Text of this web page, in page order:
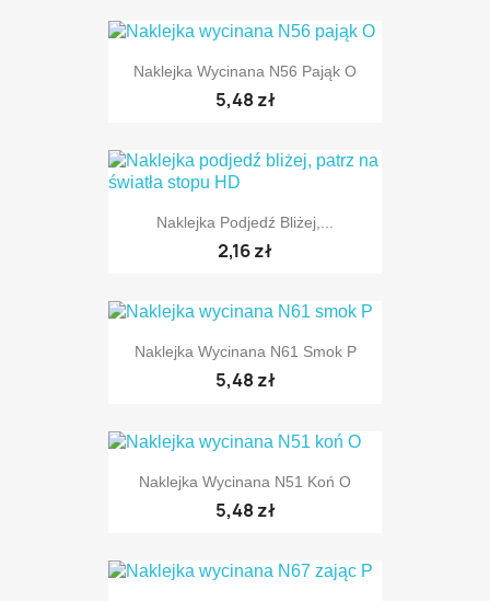
Naklejka Wycinana N56 Pająk O
5,48 zł
Naklejka Podjedź Bliżej,...
2,16 zł
Naklejka Wycinana N61 Smok P
5,48 zł
Naklejka Wycinana N51 Koń O
5,48 zł